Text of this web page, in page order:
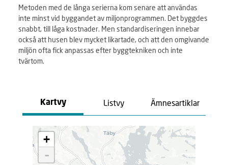
Metoden med de långa serierna kom senare att användas
inte minst vid byggandet av miljonprogrammen. Det byggdes
snabbt, till låga kostnader. Men standardiseringen innebar
också att husen blev mycket likartade, och att den omgivande
miljön ofta fick anpassas efter byggtekniken och inte
tvärtom.
Kartvy Listvy Ämnesartiklar
a
+
-